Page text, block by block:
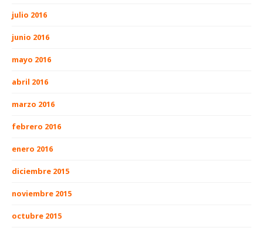
julio 2016
junio 2016
mayo 2016
abril 2016
marzo 2016
febrero 2016
enero 2016
diciembre 2015
noviembre 2015
octubre 2015